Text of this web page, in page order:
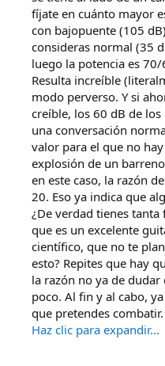
fíjate en cuánto mayor
con bajopuente (105
consideras normal (35
luego la potencia es 70/
Resulta increíble
modo perverso. Y si
creíble, los 60 dB de
una conversación
valor para el que no
explosión de un
en este caso, la razón
20. Eso ya indica que
¿De verdad tienes
que es un excelente
científico, que no te
esto? Repites que hay
la razón no ya de
poco. Al fin y al cabo,
que pretendes combatir.
Haz clic para expandir...